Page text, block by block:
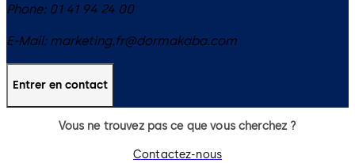
Phone: 01 41 94 24 00
E-Mail: marketing.fr@dormakaba.com
Entrer en contact
Vous ne trouvez pas ce que vous cherchez ?
Contactez-nous